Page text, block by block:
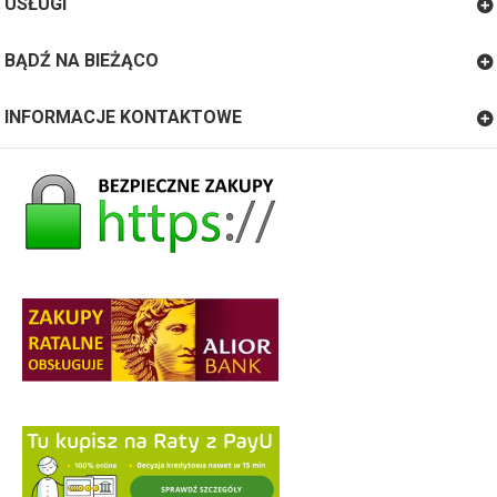
USŁUGI
BĄDŹ NA BIEŻĄCO
INFORMACJE KONTAKTOWE